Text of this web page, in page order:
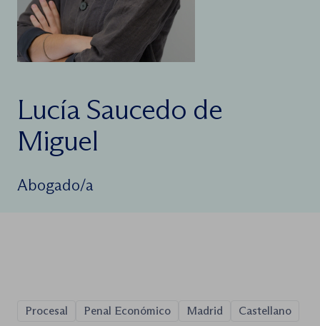
Lucía Saucedo de
Miguel
Abogado/a
Procesal Penal Económico Madrid Castellano